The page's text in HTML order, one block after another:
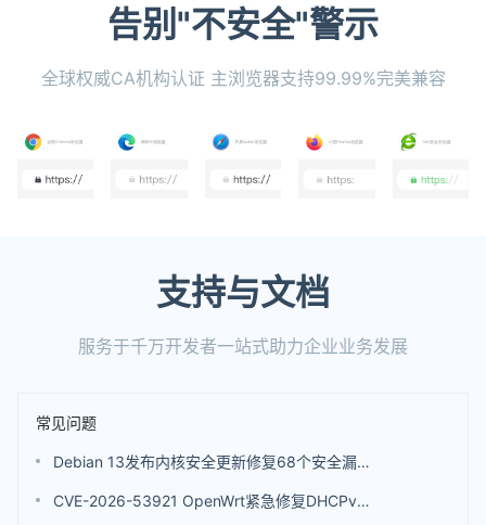
告别"不安全"警示
全球权威CA机构认证 主浏览器支持99.99%完美兼容
支持与文档
服务于千万开发者一站式助力企业业务发展
常见问题
Debian 13发布内核安全更新修复68个安全漏洞 包括4个评分高达9.8分的漏洞
CVE-2026-53921 OpenWrt紧急修复DHCPv6漏洞